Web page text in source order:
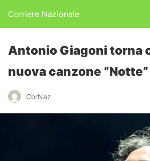
Corriere Nazionale
Antonio Giagoni torna
nuova canzone “Notte”
CorNaz